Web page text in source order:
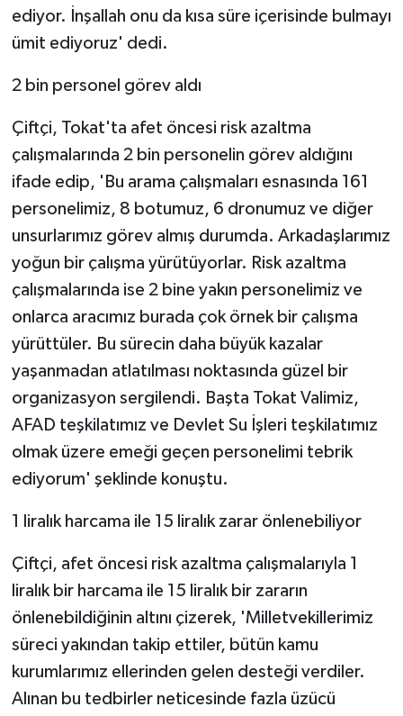
ediyor. İnşallah onu da kısa süre içerisinde bulmayı
ümit ediyoruz' dedi.
2 bin personel görev aldı
Çiftçi, Tokat'ta afet öncesi risk azaltma
çalışmalarında 2 bin personelin görev aldığını
ifade edip, 'Bu arama çalışmaları esnasında 161
personelimiz, 8 botumuz, 6 dronumuz ve diğer
unsurlarımız görev almış durumda. Arkadaşlarımız
yoğun bir çalışma yürütüyorlar. Risk azaltma
çalışmalarında ise 2 bine yakın personelimiz ve
onlarca aracımız burada çok örnek bir çalışma
yürüttüler. Bu sürecin daha büyük kazalar
yaşanmadan atlatılması noktasında güzel bir
organizasyon sergilendi. Başta Tokat Valimiz,
AFAD teşkilatımız ve Devlet Su İşleri teşkilatımız
olmak üzere emeği geçen personelimi tebrik
ediyorum' şeklinde konuştu.
1 liralık harcama ile 15 liralık zarar önlenebiliyor
Çiftçi, afet öncesi risk azaltma çalışmalarıyla 1
liralık bir harcama ile 15 liralık bir zararın
önlenebildiğinin altını çizerek, 'Milletvekillerimiz
süreci yakından takip ettiler, bütün kamu
kurumlarımız ellerinden gelen desteği verdiler.
Alınan bu tedbirler neticesinde fazla üzücü